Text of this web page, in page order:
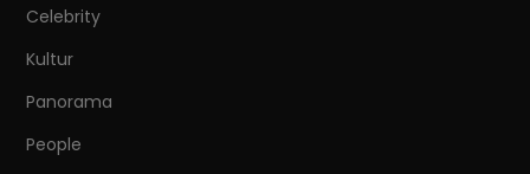
Celebrity
Kultur
Panorama
People